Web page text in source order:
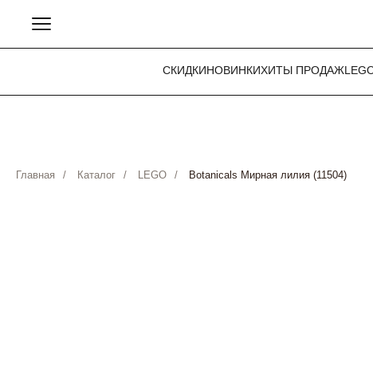
СКИДКИНОВИНКИХИТЫ ПРОДАЖ
Главная / Каталог / LEGO / Botanicals Мирная лилия (11504)